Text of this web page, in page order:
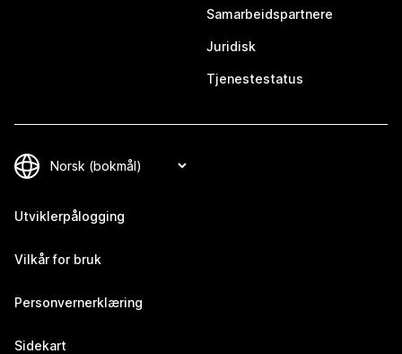
Samarbeidspartnere
Juridisk
Tjenestestatus
Utviklerpålogging
Vilkår for bruk
Personvernerklæring
Sidekart